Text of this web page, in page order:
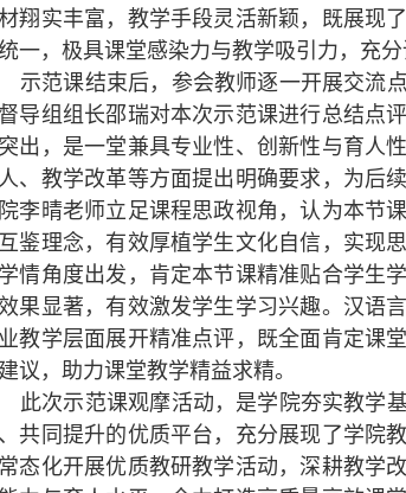
翔实丰富，教学手段灵活新颖，既展现
一，极具课堂感染力与教学吸引力，充
示范课结束后，参会教师逐一开展交流
导组组长邵瑞对本次示范课进行总结点
出，是一堂兼具专业性、创新性与育人
、教学改革等方面提出明确要求，为后
李晴老师立足课程思政视角，认为本节
鉴理念，有效厚植学生文化自信，实现
情角度出发，肯定本节课精准贴合学生
果显著，有效激发学生学习兴趣。汉语
教学层面展开精准点评，既全面肯定课
议，助力课堂教学精益求精。
此次示范课观摩活动，是学院夯实教学
共同提升的优质平台，充分展现了学院
态化开展优质教研教学活动，深耕教学